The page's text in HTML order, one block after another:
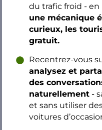
du trafic froid - en
une mécanique
curieux, les
gratuit.
Recentrez-vous
analysez et
des
naturellement -
et sans utiliser
voitures